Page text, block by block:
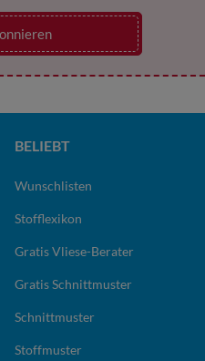
BELIEBT
Wunschlisten
Stofflexikon
Gratis Vliese-Berater
Gratis Schnittmuster
Schnittmuster
Stoffmuster